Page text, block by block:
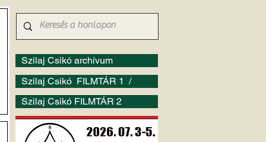
Szilaj Csikó archívum
Szilaj Csikó FILMTÁR 1 /
Szilaj Csikó FILMTÁR 2